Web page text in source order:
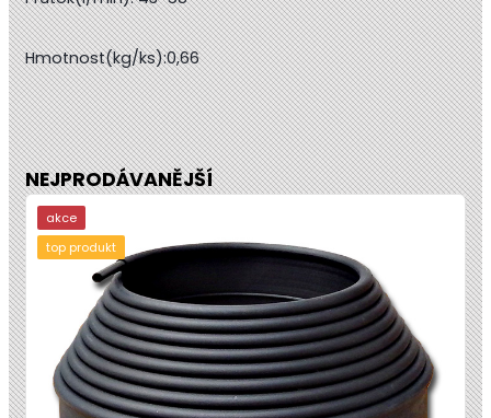
Hmotnost(kg/ks):0,66
NEJPRODÁVANĚJŠÍ
akce
top produkt